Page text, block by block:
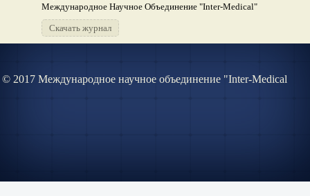
Международное Научное Объединение "Inter-Medical"
Скачать журнал
© 2017 Международное научное объединение "Inter-Medical